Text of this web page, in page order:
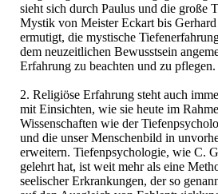
sieht sich durch Paulus und die große
Mystik von Meister Eckart bis Gerhard
ermutigt, die mystische
dem neuzeitlichen Bewusstsein
Erfahrung zu beachten und zu pflegen.
2. Religiöse Erfahrung steht auch
mit Einsichten, wie sie heute im
Wissenschaften wie der
und die unser Menschenbild in
erweitern. Tiefenpsychologie, wie C.
gelehrt hat, ist weit mehr als eine
seelischer Erkrankungen, der so